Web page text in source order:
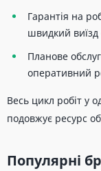
Гарантія на
швидкий виїзд
Планове
оперативний
Весь цикл робіт у
подовжує ресурс
Популярні